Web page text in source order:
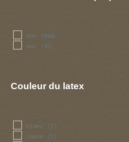
non (844)
oui (33)
Couleur du latex
blanc (1)
jaune (1)